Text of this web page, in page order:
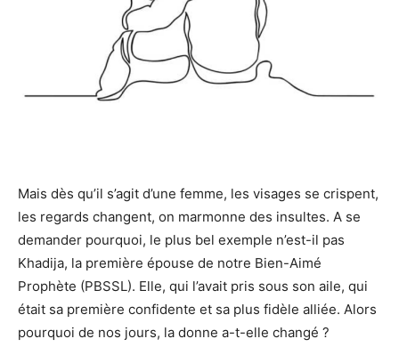
Mais dès qu’il s’agit d’une femme, les visages se crispent,
les regards changent, on marmonne des insultes. A se
demander pourquoi, le plus bel exemple n’est-il pas
Khadija, la première épouse de notre Bien-Aimé
Prophète (PBSSL). Elle, qui l’avait pris sous son aile, qui
était sa première confidente et sa plus fidèle alliée. Alors
pourquoi de nos jours, la donne a-t-elle changé ?